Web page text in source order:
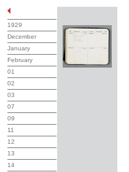
1929
December
January
February
01
02
03
07
09
11
12
13
14